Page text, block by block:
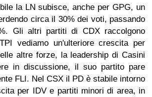
la LN subisce, anche per GPG, un
circa il 30% dei voti, passando
Gli altri partiti di CDX raccolgono
vediamo un'ulteriore crescita per
altre forze, la leadership di Casini
in discussione, il suo partito pare
FLI. Nel CSX il PD è stabile intorno
per IDV e partiti minori di area, in